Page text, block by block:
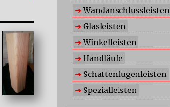
Wandanschlussleisten
Glasleisten
Winkelleisten
Handläufe
Schattenfugenleisten
Spezialleisten